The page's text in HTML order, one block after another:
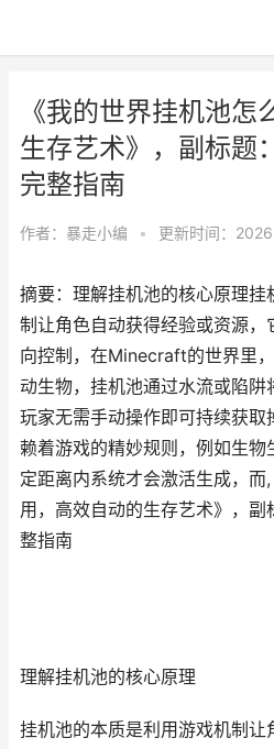
《我的世界挂机池怎
生存艺术》，副标题
完整指南
作者： 暴走小编 • 更新时间：
摘要：理解挂机池的核心原理
制让角色自动获得经验或资源
向控制，在Minecraft的世界里
动生物，挂机池通过水流或陷阱
玩家无需手动操作即可持续获取
赖着游戏的精妙规则，例如生
定距离内系统才会激活生成，而
用，高效自动的生存艺术》，
整指南
理解挂机池的核心原理
挂机池的本质是利用游戏机制让